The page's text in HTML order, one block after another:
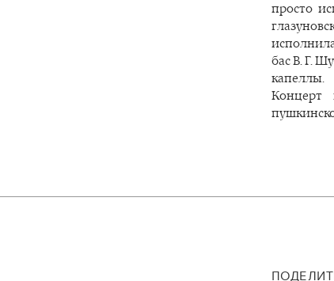
просто
бас В. Г.
капеллы.
Концерт